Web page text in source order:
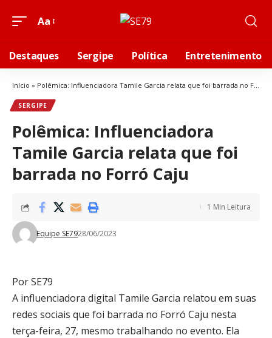
Aa
Destaques Sergipe Política Entretenimento
Início » Polêmica: Influenciadora Tamile Garcia relata que foi barrada no Forró Caju
SERGIPE
Polêmica: Influenciadora
Tamile Garcia relata que foi
barrada no Forró Caju
Equipe SE7928/06/2023
1 Min Leitura
Por SE79
A influenciadora digital Tamile Garcia relatou em suas
redes sociais que foi barrada no Forró Caju nesta
terça-feira, 27, mesmo trabalhando no evento. Ela